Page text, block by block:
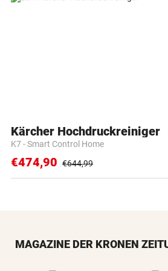
Kärcher Hochdruckreiniger
K7 - Smart Control Home
€474,90 €644,99
MAGAZINE DER KRONEN